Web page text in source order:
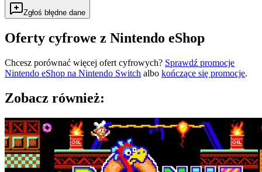
Zgłoś błędne dane
Oferty cyfrowe z Nintendo eShop
Chcesz porównać więcej ofert cyfrowych? Sprawdź promocje
Nintendo eShop na Nintendo Switch albo kończące się promocje.
Zobacz również: